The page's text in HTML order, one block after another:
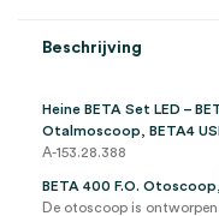
BETA
BETA4
USB
handvat,
koffer
(set)
aantal
Beschrijving
Heine BETA Set LED –
Otalmoscoop, BETA4
A-153.28.388
BETA 400 F.O.
De otoscoop is